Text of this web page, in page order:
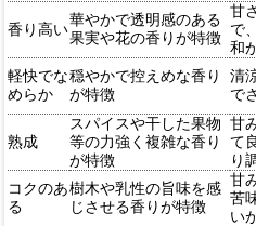
香り高い
華やかで透明感のある
果実や花の香りが特徴
甘
で
和
軽快でな
めらか
穏やかで控えめな香り
が特徴
清
で
熟成
スパイスや干した果物
等の力強く複雑な香り
が特徴
甘
て
り
コクのあ
る
樹木や乳性の旨味を感
じさせる香りが特徴
甘
苦
い